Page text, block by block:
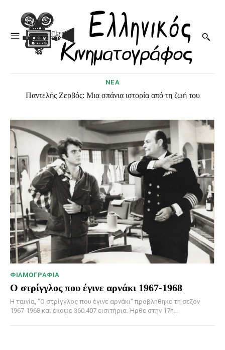
ΝΕΑ
Παντελής Ζερβός: Μια σπάνια ιστορία από τη ζωή του
ΦΙΛΜΟΓΡΑΦΊΑ
Ο στρίγγλος που έγινε αρνάκι 1967-1968
Η ταινία, "Ο στρίγγλος που έγινε αρνάκι" προβλήθηκε τη σεζόν
1967-1968 και έκοψε 360.407 εισιτήρια. Ήρθε στην 17η...